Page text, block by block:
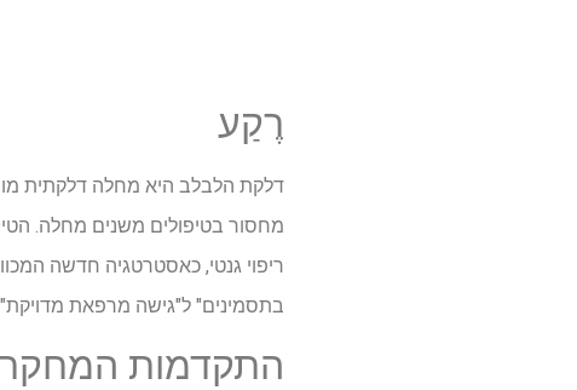
רֶקַע
דלקת הלבלב היא מחלה דלקתית
מחסור בטיפולים משנים מחלה.
ריפוי גנטי, כאסטרטגיה חדשה
בתסמינים" ל"גישה מרפאת מדויקת".
התקדמות המחקר